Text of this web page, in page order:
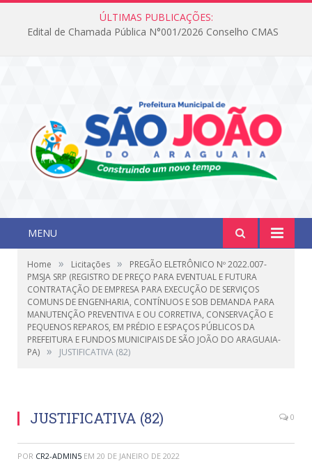
ÚLTIMAS PUBLICAÇÕES:
Edital de Chamada Pública N°001/2026 Conselho CMAS
MENU
Home » Licitações »
PREGÃO ELETRÔNICO Nº 2022.007-
PMSJA SRP (REGISTRO DE PREÇO PARA EVENTUAL E FUTURA
CONTRATAÇÃO DE EMPRESA PARA EXECUÇÃO DE SERVIÇOS
COMUNS DE ENGENHARIA, CONTÍNUOS E SOB DEMANDA PARA
MANUTENÇÃO PREVENTIVA E OU CORRETIVA, CONSERVAÇÃO E
PEQUENOS REPAROS, EM PRÉDIO E ESPAÇOS PÚBLICOS DA
PREFEITURA E FUNDOS MUNICIPAIS DE SÃO JOÃO DO ARAGUAIA-
PA) » JUSTIFICATIVA (82)
JUSTIFICATIVA (82) 0
POR CR2-ADMIN5 EM 20 DE JANEIRO DE 2022